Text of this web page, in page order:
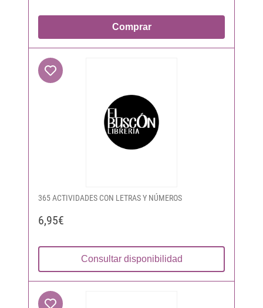
Comprar
365 ACTIVIDADES CON LETRAS Y NÚMEROS
6,95€
Consultar disponibilidad